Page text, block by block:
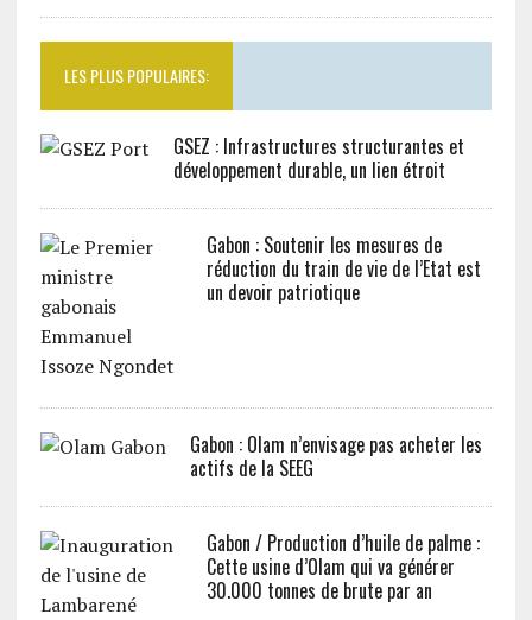
LES PLUS POPULAIRES:
GSEZ : Infrastructures structurantes et
développement durable, un lien étroit
Gabon : Soutenir les mesures de
réduction du train de vie de l’Etat est
un devoir patriotique
Gabon : Olam n’envisage pas acheter les
actifs de la SEEG
Gabon / Production d’huile de palme :
Cette usine d’Olam qui va générer
30.000 tonnes de brute par an